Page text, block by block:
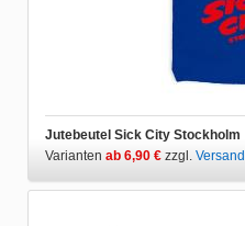
Jutebeutel Sick City Stockholm
Varianten ab 6,90 € zzgl. Versand